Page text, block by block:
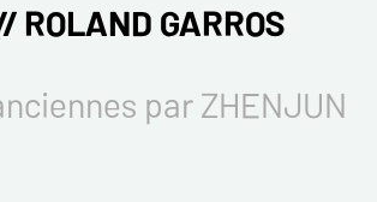
ROLAND GARROS
par ZHENJUN